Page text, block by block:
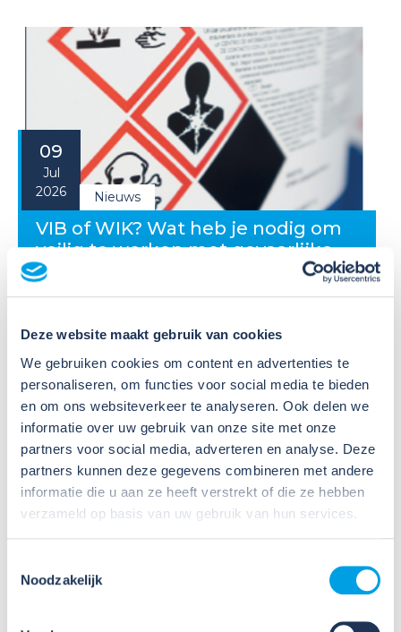
Deze website maakt gebruik van cookies
We gebruiken cookies om content en advertenties te
personaliseren, om functies voor social media te bieden
en om ons websiteverkeer te analyseren. Ook delen we
informatie over uw gebruik van onze site met onze
partners voor social media, adverteren en analyse. Deze
partners kunnen deze gegevens combineren met andere
informatie die u aan ze heeft verstrekt of die ze hebben
verzameld op basis van uw gebruik van hun services.
Noodzakelijk
09
Jul
2026
Nieuws
VIB of WIK? Wat heb je nodig om
veilig te werken met gevaarlijke
stoffen?
Veiligheidsinformatiebladen (VIB's) of mini-VIB's
beschikbaar voor de gevaarlijke stoffen waarmee zij
werken. Dat is een belangrijke eerste stap, maar
daarmee voldoe je nog niet aan de verplichtingen
u...
Lees verder
09